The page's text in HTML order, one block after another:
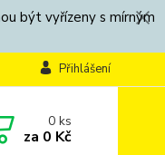
být vyřízeny s mírným
Přihlášení
0ks
za 0 Kč